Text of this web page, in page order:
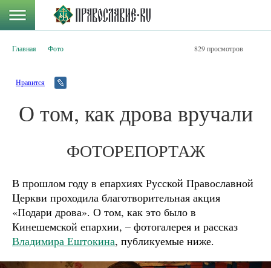
Главная Фото 829 просмотров
Нравится
О том, как дрова вручали
ФОТОРЕПОРТАЖ
В прошлом году в епархиях Русской Православной
Церкви проходила благотворительная акция
«Подари дрова». О том, как это было в
Кинешемской епархии, – фотогалерея и рассказ
Владимира Ештокина, публикуемые ниже.